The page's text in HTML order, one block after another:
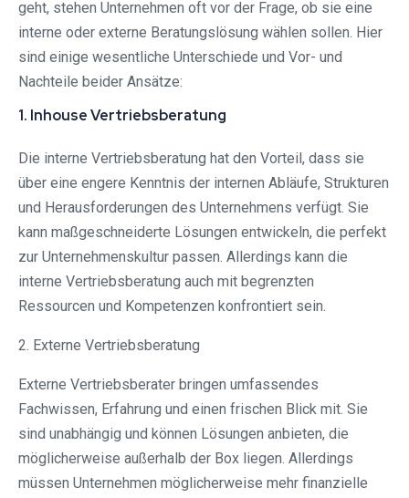
geht, stehen Unternehmen oft vor der Frage, ob sie eine
interne oder externe Beratungslösung wählen sollen. Hier
sind einige wesentliche Unterschiede und Vor- und
Nachteile beider Ansätze:
1. Inhouse Vertriebsberatung
Die interne Vertriebsberatung hat den Vorteil, dass sie
über eine engere Kenntnis der internen Abläufe, Strukturen
und Herausforderungen des Unternehmens verfügt. Sie
kann maßgeschneiderte Lösungen entwickeln, die perfekt
zur Unternehmenskultur passen. Allerdings kann die
interne Vertriebsberatung auch mit begrenzten
Ressourcen und Kompetenzen konfrontiert sein.
2. Externe Vertriebsberatung
Externe Vertriebsberater bringen umfassendes
Fachwissen, Erfahrung und einen frischen Blick mit. Sie
sind unabhängig und können Lösungen anbieten, die
möglicherweise außerhalb der Box liegen. Allerdings
müssen Unternehmen möglicherweise mehr finanzielle